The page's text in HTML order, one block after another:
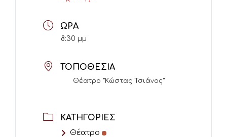
ΏΡΑ
8:30 μμ
ΤΟΠΟΘΕΣΊΑ
Θέατρο "Κώστας Τσιάνος"
ΚΑΤΗΓΟΡΊΕΣ
Θέατρο